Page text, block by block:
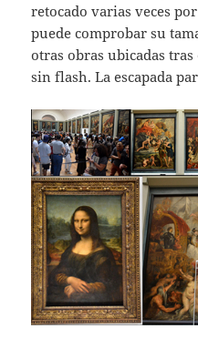
retocado varias veces
puede comprobar su
otras obras ubicadas
sin flash. La escapada